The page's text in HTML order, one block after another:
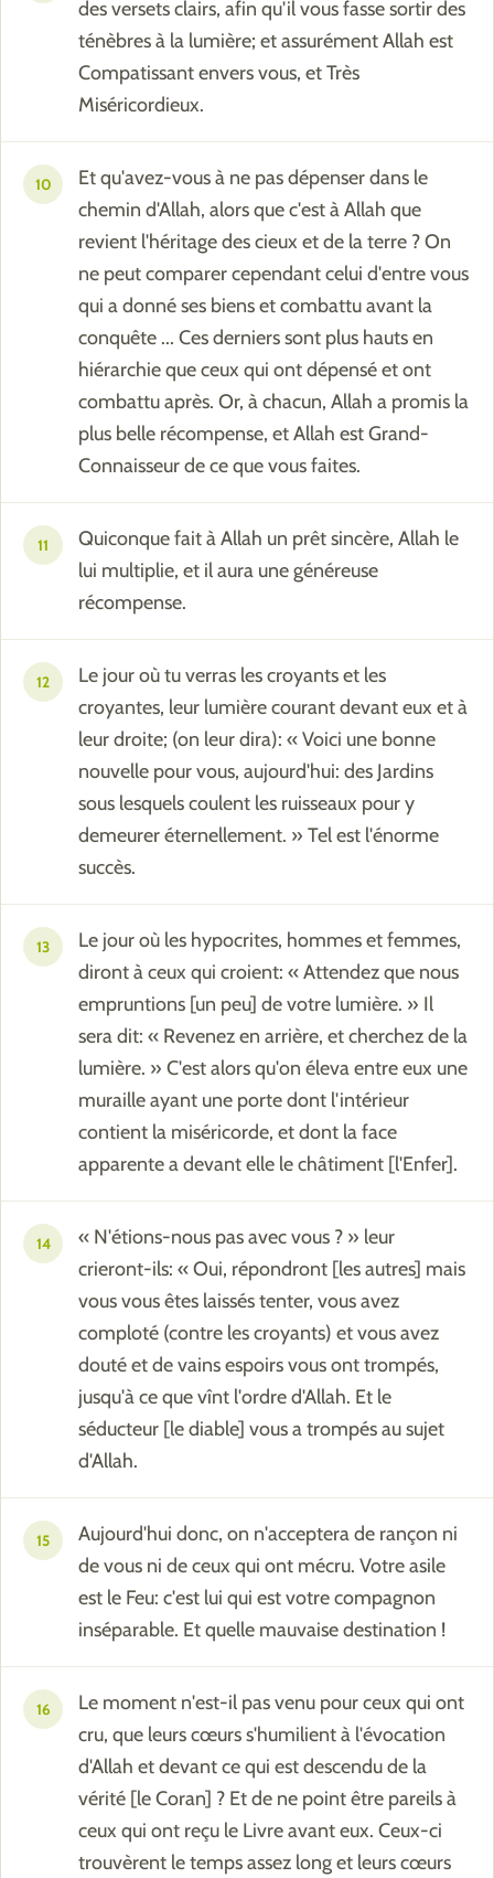
des versets clairs, afin qu'il vous fasse sortir des
ténèbres à la lumière; et assurément Allah est
Compatissant envers vous, et Très
Miséricordieux.
10
Et qu'avez-vous à ne pas dépenser dans le
chemin d'Allah, alors que c'est à Allah que
revient l'héritage des cieux et de la terre ? On
ne peut comparer cependant celui d'entre vous
qui a donné ses biens et combattu avant la
conquête ... Ces derniers sont plus hauts en
hiérarchie que ceux qui ont dépensé et ont
combattu après. Or, à chacun, Allah a promis la
plus belle récompense, et Allah est Grand-
Connaisseur de ce que vous faites.
11
Quiconque fait à Allah un prêt sincère, Allah le
lui multiplie, et il aura une généreuse
récompense.
12
Le jour où tu verras les croyants et les
croyantes, leur lumière courant devant eux et à
leur droite; (on leur dira): « Voici une bonne
nouvelle pour vous, aujourd'hui: des Jardins
sous lesquels coulent les ruisseaux pour y
demeurer éternellement. » Tel est l'énorme
succès.
13
Le jour où les hypocrites, hommes et femmes,
diront à ceux qui croient: « Attendez que nous
empruntions [un peu] de votre lumière. » Il
sera dit: « Revenez en arrière, et cherchez de la
lumière. » C'est alors qu'on éleva entre eux une
muraille ayant une porte dont l'intérieur
contient la miséricorde, et dont la face
apparente a devant elle le châtiment [l'Enfer].
14
« N'étions-nous pas avec vous ? » leur
crieront-ils: « Oui, répondront [les autres] mais
vous vous êtes laissés tenter, vous avez
comploté (contre les croyants) et vous avez
douté et de vains espoirs vous ont trompés,
jusqu'à ce que vînt l'ordre d'Allah. Et le
séducteur [le diable] vous a trompés au sujet
d'Allah.
15
Aujourd'hui donc, on n'acceptera de rançon ni
de vous ni de ceux qui ont mécru. Votre asile
est le Feu: c'est lui qui est votre compagnon
inséparable. Et quelle mauvaise destination !
16
Le moment n'est-il pas venu pour ceux qui ont
cru, que leurs cœurs s'humilient à l'évocation
d'Allah et devant ce qui est descendu de la
vérité [le Coran] ? Et de ne point être pareils à
ceux qui ont reçu le Livre avant eux. Ceux-ci
trouvèrent le temps assez long et leurs cœurs